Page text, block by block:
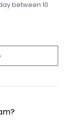
between 10